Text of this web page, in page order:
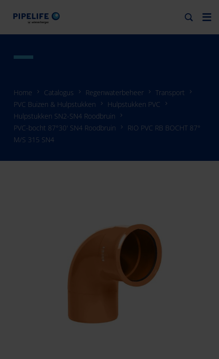
Home Catalogus Regenwaterbeheer
Transport
PVC Buizen & Hulpstukken
Hulpstukken PVC
Hulpstukken SN2-SN4 Roodbruin
PVC-bocht 87°30' SN4 Roodbruin
RIO PVC RB BOCHT 87°
M/S 315 SN4